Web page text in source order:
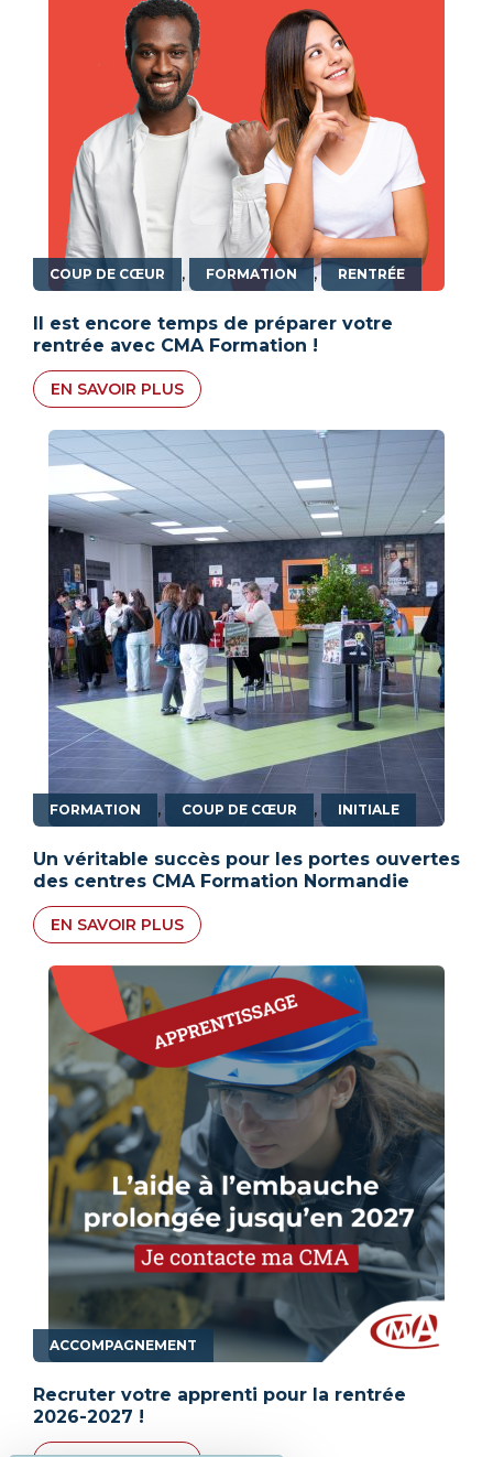
COUP DE CŒUR , FORMATION , RENTRÉE
Il est encore temps de préparer votre
rentrée avec CMA Formation !
EN SAVOIR PLUS
FORMATION , COUP DE CŒUR , INITIALE
Un véritable succès pour les portes ouvertes
des centres CMA Formation Normandie
EN SAVOIR PLUS
ACCOMPAGNEMENT
Recruter votre apprenti pour la rentrée
2026-2027 !